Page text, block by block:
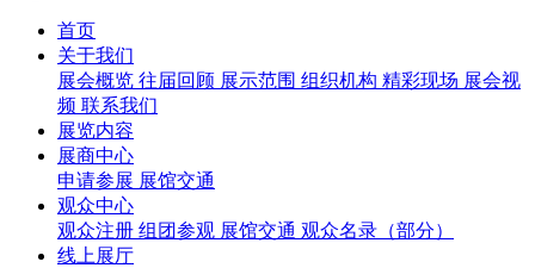
首页
关于我们
展会概览 往届回顾 展示范围 组织机构 精彩现场 展会视
频 联系我们
展览内容
展商中心
申请参展 展馆交通
观众中心
观众注册 组团参观 展馆交通 观众名录（部分）
线上展厅